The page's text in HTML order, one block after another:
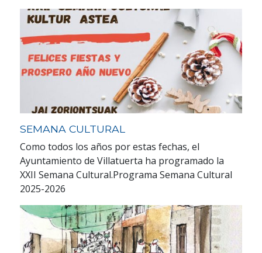
SEMANA CULTURAL
Como todos los años por estas fechas, el
Ayuntamiento de Villatuerta ha programado la
XXII Semana Cultural.Programa Semana Cultural
2025-2026